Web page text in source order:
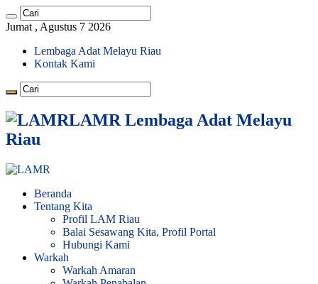
Jumat , Agustus 7 2026
Lembaga Adat Melayu Riau
Kontak Kami
LAMR Lembaga Adat Melayu
Riau
Beranda
Tentang Kita
Profil LAM Riau
Balai Sesawang Kita, Profil Portal
Hubungi Kami
Warkah
Warkah Amaran